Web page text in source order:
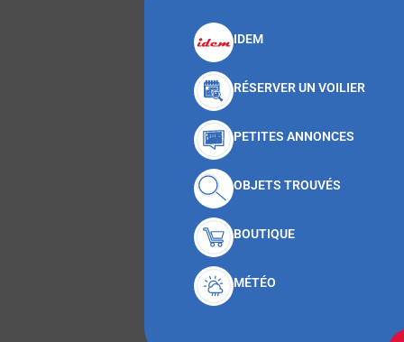
IDEM
RÉSERVER UN VOILIER
PETITES ANNONCES
OBJETS TROUVÉS
BOUTIQUE
MÉTÉO